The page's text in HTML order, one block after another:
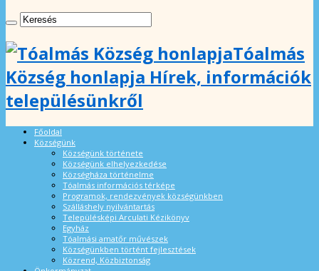
Tóalmás
Község honlapja Hírek, információk
településünkről
Főoldal
Községünk
Községünk története
Községünk elhelyezkedése
Községháza történelme
Tóalmás információs térképe
Programok, rendezvények községünkben
Szálláshely nyilvántartás
Településképi Arculati Kézikönyv
Egyház
Tóalmási amatőr művészek
Községünkben történt fejlesztések
Közrend, Közbiztonság